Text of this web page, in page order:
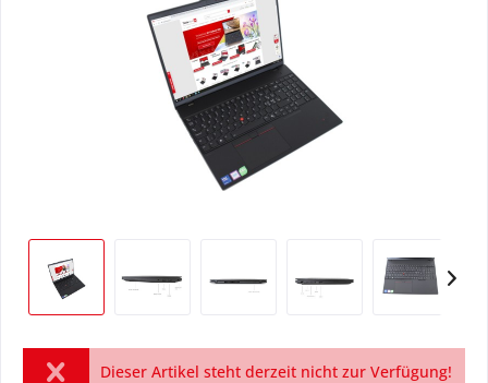
Dieser Artikel steht derzeit nicht zur Verfügung!